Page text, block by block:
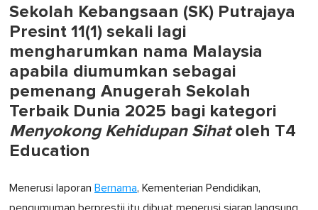
Sekolah Kebangsaan (SK) Putrajaya
Presint 11(1) sekali lagi
mengharumkan nama Malaysia
apabila diumumkan sebagai
pemenang Anugerah Sekolah
Terbaik Dunia 2025 bagi kategori
Menyokong Kehidupan Sihatoleh T4
Education
Menerusi laporan Bernama, Kementerian Pendidikan,